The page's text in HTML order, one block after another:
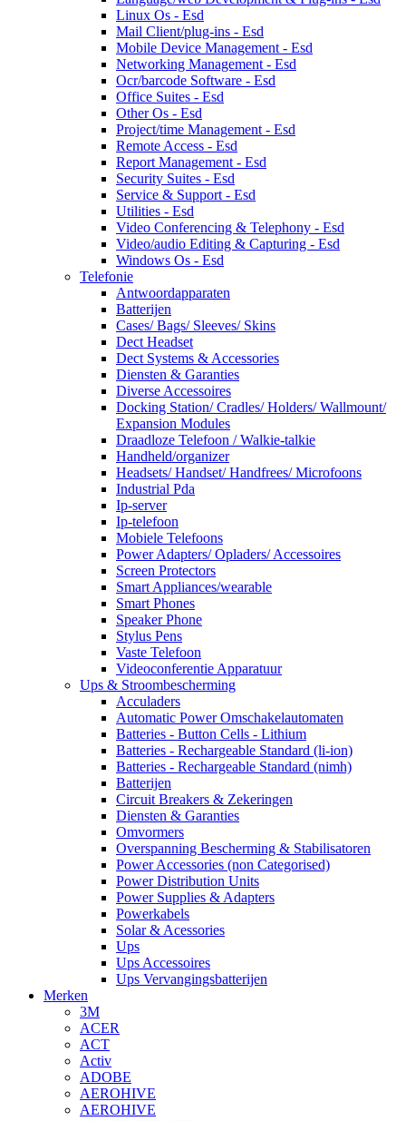
Linux Os - Esd
Mail Client/plug-ins - Esd
Mobile Device Management - Esd
Networking Management - Esd
Ocr/barcode Software - Esd
Office Suites - Esd
Other Os - Esd
Project/time Management - Esd
Remote Access - Esd
Report Management - Esd
Security Suites - Esd
Service & Support - Esd
Utilities - Esd
Video Conferencing & Telephony - Esd
Video/audio Editing & Capturing - Esd
Windows Os - Esd
Telefonie
Antwoordapparaten
Batterijen
Cases/ Bags/ Sleeves/ Skins
Dect Headset
Dect Systems & Accessories
Diensten & Garanties
Diverse Accessoires
Docking Station/ Cradles/ Holders/ Wallmount/
Expansion Modules
Draadloze Telefoon / Walkie-talkie
Handheld/organizer
Headsets/ Handset/ Handfrees/ Microfoons
Industrial Pda
Ip-server
Ip-telefoon
Mobiele Telefoons
Power Adapters/ Opladers/ Accessoires
Screen Protectors
Smart Appliances/wearable
Smart Phones
Speaker Phone
Stylus Pens
Vaste Telefoon
Videoconferentie Apparatuur
Ups & Stroombescherming
Acculaders
Automatic Power Omschakelautomaten
Batteries - Button Cells - Lithium
Batteries - Rechargeable Standard (li-ion)
Batteries - Rechargeable Standard (nimh)
Batterijen
Circuit Breakers & Zekeringen
Diensten & Garanties
Omvormers
Overspanning Bescherming & Stabilisatoren
Power Accessories (non Categorised)
Power Distribution Units
Power Supplies & Adapters
Powerkabels
Solar & Acessories
Ups
Ups Accessoires
Ups Vervangingsbatterijen
Merken
3M
ACER
ACT
Activ
ADOBE
AEROHIVE
AEROHIVE